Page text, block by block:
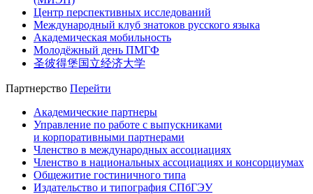
Центр перспективных исследований
Международный клуб знатоков русского языка
Академическая мобильность
Молодёжный день ПМГФ
圣彼得堡国立经济大学
Партнерство Перейти
Академические партнеры
Управление по работе с выпускниками
и корпоративными партнерами
Членство в международных ассоциациях
Членство в национальных ассоциациях и консорциумах
Общежитие гостиничного типа
Издательство и типография СПбГЭУ